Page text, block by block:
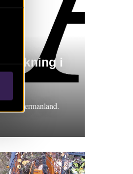
i
Södermanland.